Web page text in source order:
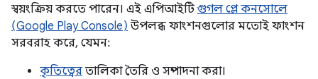
স্বয়ংক্রিয় করতে পারেন। এই এপিআইটি গুগল প্লে কনসোলে
(Google Play Console) উপলব্ধ ফাংশনগুলোর মতোই ফাংশন
সরবরাহ করে, যেমন:
কৃতিত্বের তালিকা তৈরি ও সম্পাদনা করা।